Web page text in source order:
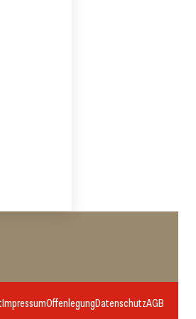
ImpressumOffenlegungDatenschutzAGB